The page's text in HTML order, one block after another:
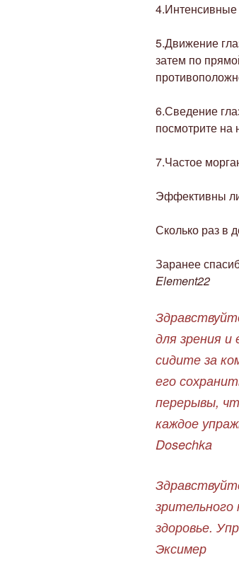
5.Движение
затем по
6.Сведение
посмотрите на
7.Частое
Эффективны ли
Сколько раз в
Заранее
Element22
для зрения и
сидите за
его
перерывы,
каждое
Dosechka
здоровье.
Эксимер